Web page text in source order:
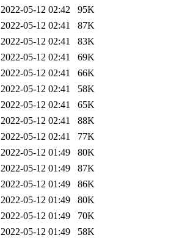
2022-05-12 02:42
95K
2022-05-12 02:41
87K
2022-05-12 02:41
83K
2022-05-12 02:41
69K
2022-05-12 02:41
66K
2022-05-12 02:41
58K
2022-05-12 02:41
65K
2022-05-12 02:41
88K
2022-05-12 02:41
77K
2022-05-12 01:49
80K
2022-05-12 01:49
87K
2022-05-12 01:49
86K
2022-05-12 01:49
80K
2022-05-12 01:49
70K
2022-05-12 01:49
58K